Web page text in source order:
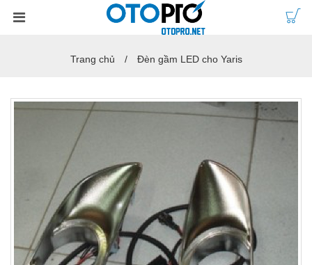
Trang chủ Đèn gầm LED cho Yaris